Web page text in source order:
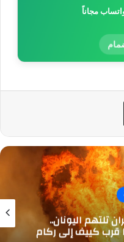
مجاناً
مشاركة عبر البريد
النيران تلتهم اليونان..
كييف إلى ركام